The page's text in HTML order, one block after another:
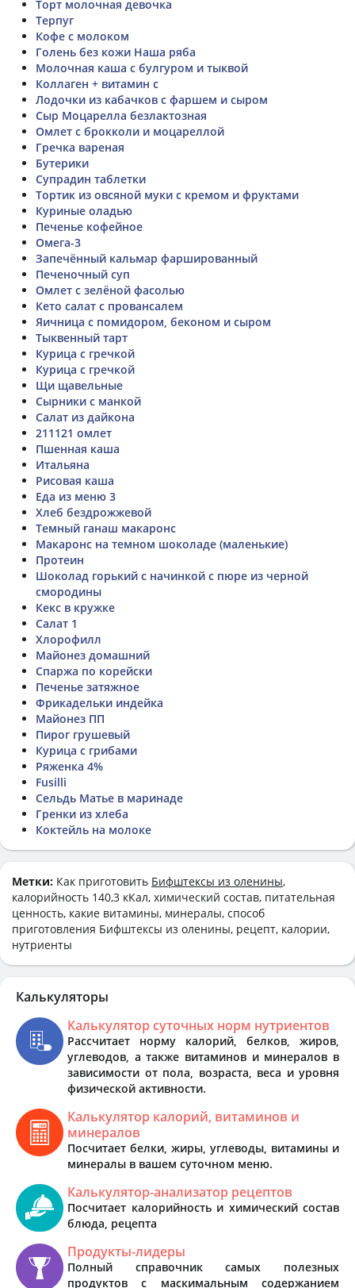
Торт молочная девочка
Терпуг
Кофе с молоком
Голень без кожи Наша ряба
Молочная каша с булгуром и тыквой
Коллаген + витамин с
Лодочки из кабачков с фаршем и сыром
Сыр Моцарелла безлактозная
Омлет с брокколи и моцареллой
Гречка вареная
Бутерики
Супрадин таблетки
Тортик из овсяной муки с кремом и фруктами
Куриные оладью
Печенье кофейное
Омега-3
Запечённый кальмар фаршированный
Печеночный суп
Омлет с зелёной фасолью
Кето салат с провансалем
Яичница с помидором, беконом и сыром
Тыквенный тарт
Курица с гречкой
Курица с гречкой
Щи щавельные
Сырники с манкой
Салат из дайкона
211121 омлет
Пшенная каша
Итальяна
Рисовая каша
Еда из меню 3
Хлеб бездрожжевой
Темный ганаш макаронс
Макаронс на темном шоколаде (маленькие)
Протеин
Шоколад горький с начинкой с пюре из черной
смородины
Кекс в кружке
Салат 1
Хлорофилл
Майонез домашний
Спаржа по корейски
Печенье затяжное
Фрикадельки индейка
Майонез ПП
Пирог грушевый
Курица с грибами
Ряженка 4%
Fusilli
Сельдь Матье в маринаде
Гренки из хлеба
Коктейль на молоке
Метки: Как приготовить Бифштексы из оленины,
калорийность 140,3 кКал, химический состав, питательная
ценность, какие витамины, минералы, способ
приготовления Бифштексы из оленины, рецепт, калории,
нутриенты
Калькуляторы
Калькулятор суточных норм нутриентов
Рассчитает норму калорий, белков, жиров,
углеводов, а также витаминов и минералов в
зависимости от пола, возраста, веса и уровня
физической активности.
Калькулятор калорий, витаминов и
минералов
Посчитает белки, жиры, углеводы, витамины и
минералы в вашем суточном меню.
Калькулятор-анализатор рецептов
Посчитает калорийность и химический состав
блюда, рецепта
Продукты-лидеры
Полный справочник самых полезных
продуктов с маскимальным содержанием